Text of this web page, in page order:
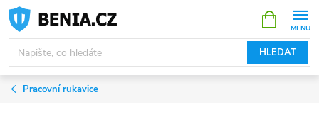
Přejít
obsah
HLEDAT
NÁKUPNÍ
KOŠÍK
Pracovní rukavice